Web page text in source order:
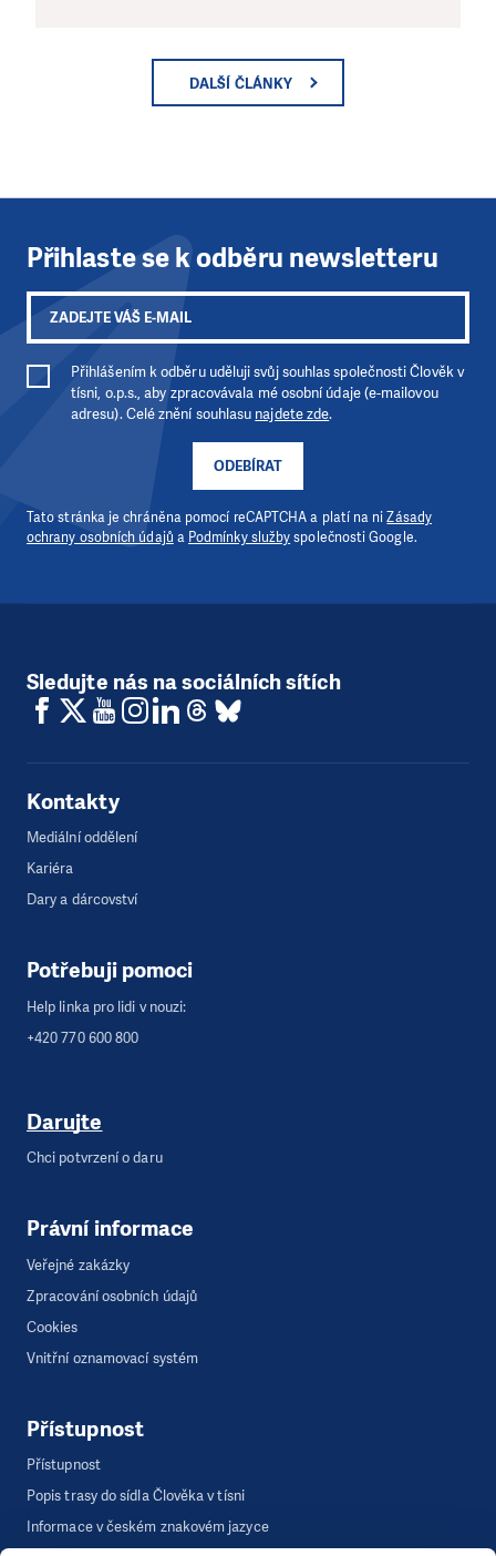
DALŠÍ ČLÁNKY
Přihlaste se k odběru newsletteru
ODEBÍRAT
Přihlášením k odběru uděluji svůj souhlas společnosti Člověk v
tísni, o.p.s., aby zpracovávala mé osobní údaje (e-mailovou
adresu). Celé znění souhlasu najdete zde.
Tato stránka je chráněna pomocí reCAPTCHA a platí na niZásady
ochrany osobních údajů a Podmínky službyspolečnosti Google.
Sledujte nás na sociálních sítích
Kontakty
Mediální oddělení
Kariéra
Dary a dárcovství
Potřebuji pomoci
Help linka pro lidi v nouzi:
+420 770 600 800
Darujte
Chci potvrzení o daru
Právní informace
Veřejné zakázky
Zpracování osobních údajů
Cookies
Vnitřní oznamovací systém
Přístupnost
Přístupnost
Popis trasy do sídla Člověka v tísni
Informace v českém znakovém jazyce